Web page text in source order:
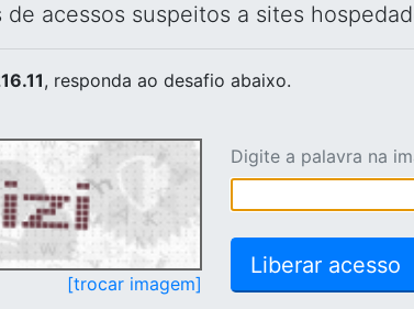
acessos suspeitos a sites
, responda ao desafio abaixo.
[trocar imagem]
Digite a palavra na